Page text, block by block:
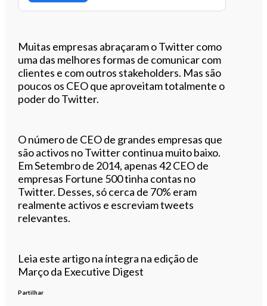
Muitas empresas abraçaram o Twitter como
uma das melhores formas de comunicar com
clientes e com outros stakeholders. Mas são
poucos os CEO que aproveitam totalmente o
poder do Twitter.
O número de CEO de grandes empresas que
são activos no Twitter continua muito baixo.
Em Setembro de 2014, apenas 42 CEO de
empresas Fortune 500 tinha contas no
Twitter. Desses, só cerca de 70% eram
realmente activos e escreviam tweets
relevantes.
Leia este artigo na íntegra na edição de
Março da Executive Digest
Partilhar